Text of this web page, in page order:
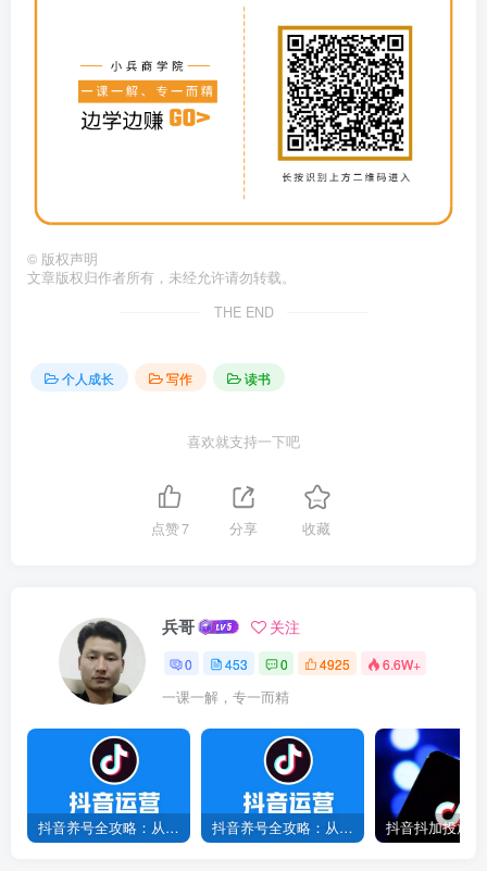
© 版权声明
文章版权归作者所有，未经允许请勿转载。
THE END
个人成长 写作 读书
喜欢就支持一下吧
点赞7 分享 收藏
兵哥 关注
0 453 0 4925 6.6W+
一课一解，专一而精
抖音养号全攻略：从0到1打造爆款账号，新手必看！ 抖音养号全攻略：从0到爆款，7天打造高权重账号！